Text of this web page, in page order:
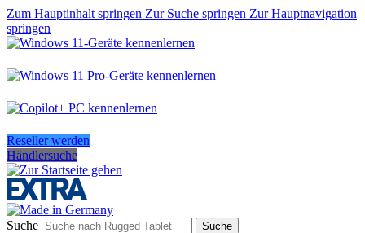
Zum Hauptinhalt springen Zur Suche springen Zur Hauptnavigation
springen
Reseller werden
Händlersuche
Suche Suche